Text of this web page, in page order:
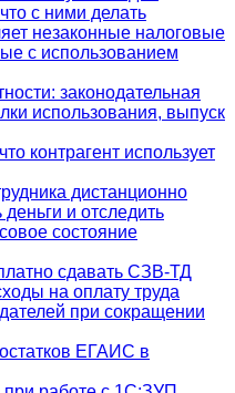
с ними делать
незаконные налоговые
с использованием
законодательная
использования, выпуск
контрагент использует
дистанционно
деньги и отследить
состояние
сдавать СЗВ-ТД
на оплату труда
при сокращении
ЕГАИС в